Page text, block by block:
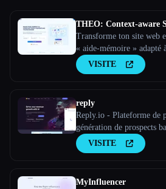
THEO: Context-aware
Transforme ton site web
« aide-mémoire »
assistant d'IA un
VISITE
reply
Reply.io - Plateforme de
génération de prospects
VISITE
MyInfluencer